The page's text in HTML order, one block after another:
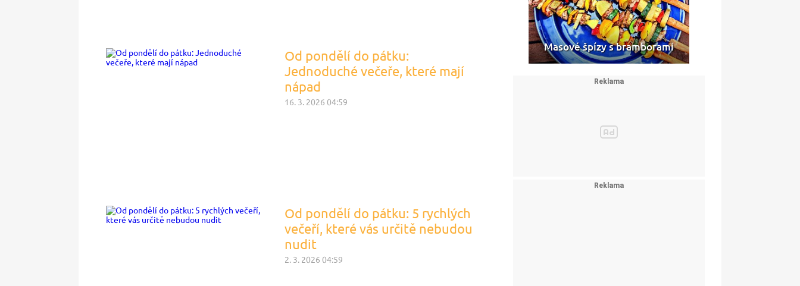
Od pondělí do pátku:
Jednoduché večeře, které mají
nápad
16. 3. 2026 04:59
Od pondělí do pátku: 5 rychlých
večeří, které vás určitě nebudou
nudit
2. 3. 2026 04:59
Masové špízy s bramborami